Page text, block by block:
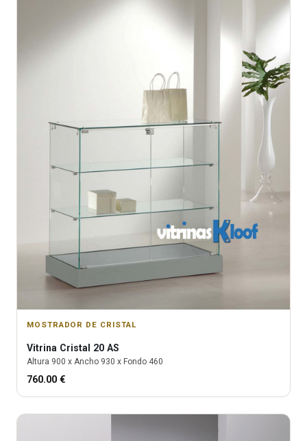
MOSTRADOR DE CRISTAL
Vitrina Cristal 20 AS
Altura 900 x Ancho 930 x Fondo 460
760.00 €